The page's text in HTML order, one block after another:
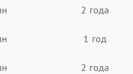
2 года
1 год
2 года